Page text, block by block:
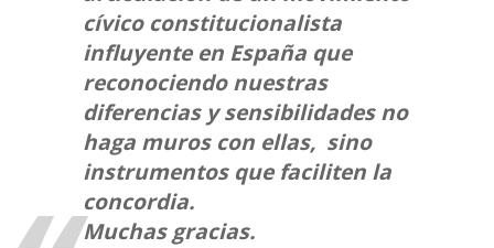
cívico constitucionalista
influyente en España que
reconociendo nuestras
diferencias y sensibilidades no
haga muros con ellas, sino
instrumentos que faciliten la
concordia.
Muchas gracias.